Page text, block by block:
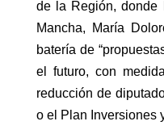
de la Región, donde
Mancha, María
batería de
el futuro, con
reducción de
o el Plan Inversiones